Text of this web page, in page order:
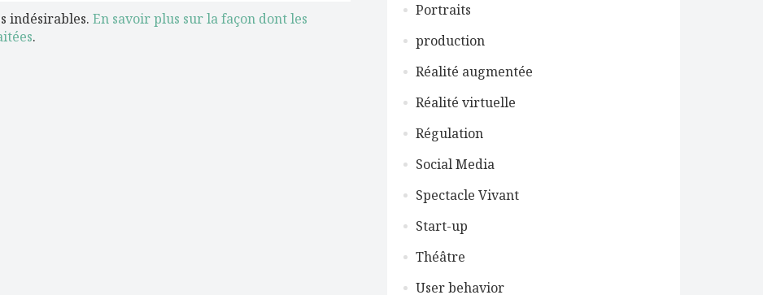
indésirables. En savoir plus sur la façon dont les
.
Portraits
production
Réalité augmentée
Réalité virtuelle
Régulation
Social Media
Spectacle Vivant
Start-up
Théâtre
User behavior